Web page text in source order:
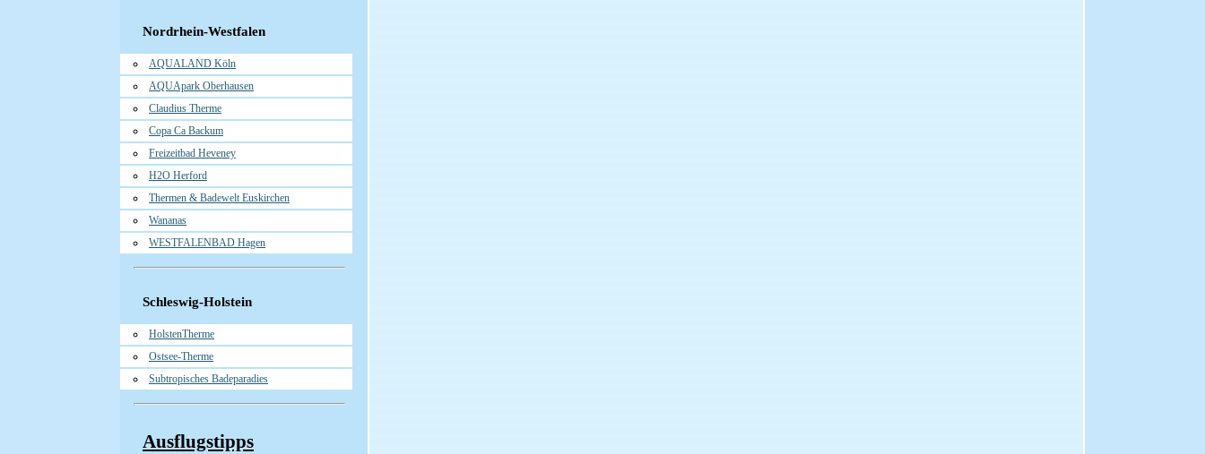
Nordrhein-Westfalen
AQUALAND Köln
AQUApark Oberhausen
Claudius Therme
Copa Ca Backum
Freizeitbad Heveney
H2O Herford
Thermen & Badewelt Euskirchen
Wananas
WESTFALENBAD Hagen
Schleswig-Holstein
HolstenTherme
Ostsee-Therme
Subtropisches Badeparadies
Ausflugstipps